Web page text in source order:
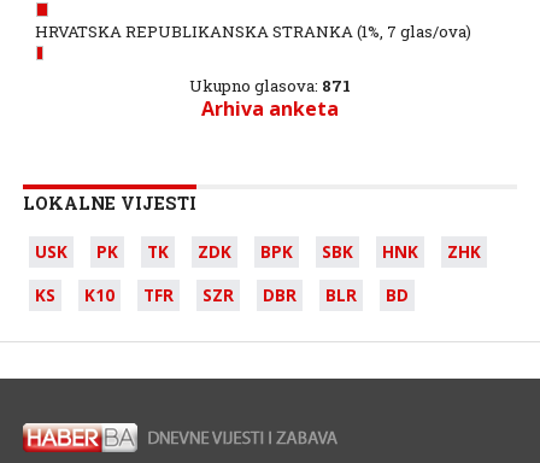
HRVATSKA REPUBLIKANSKA STRANKA(1%, 7 glas/ova)
Ukupno glasova: 871
Arhiva anketa
LOKALNE VIJESTI
USK PK TK ZDK BPK SBK HNK
ZHK
KS
K10 TFR SZR DBR BLR BD